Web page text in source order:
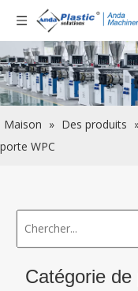
Maison » Des produits
porte WPC
Catégorie de